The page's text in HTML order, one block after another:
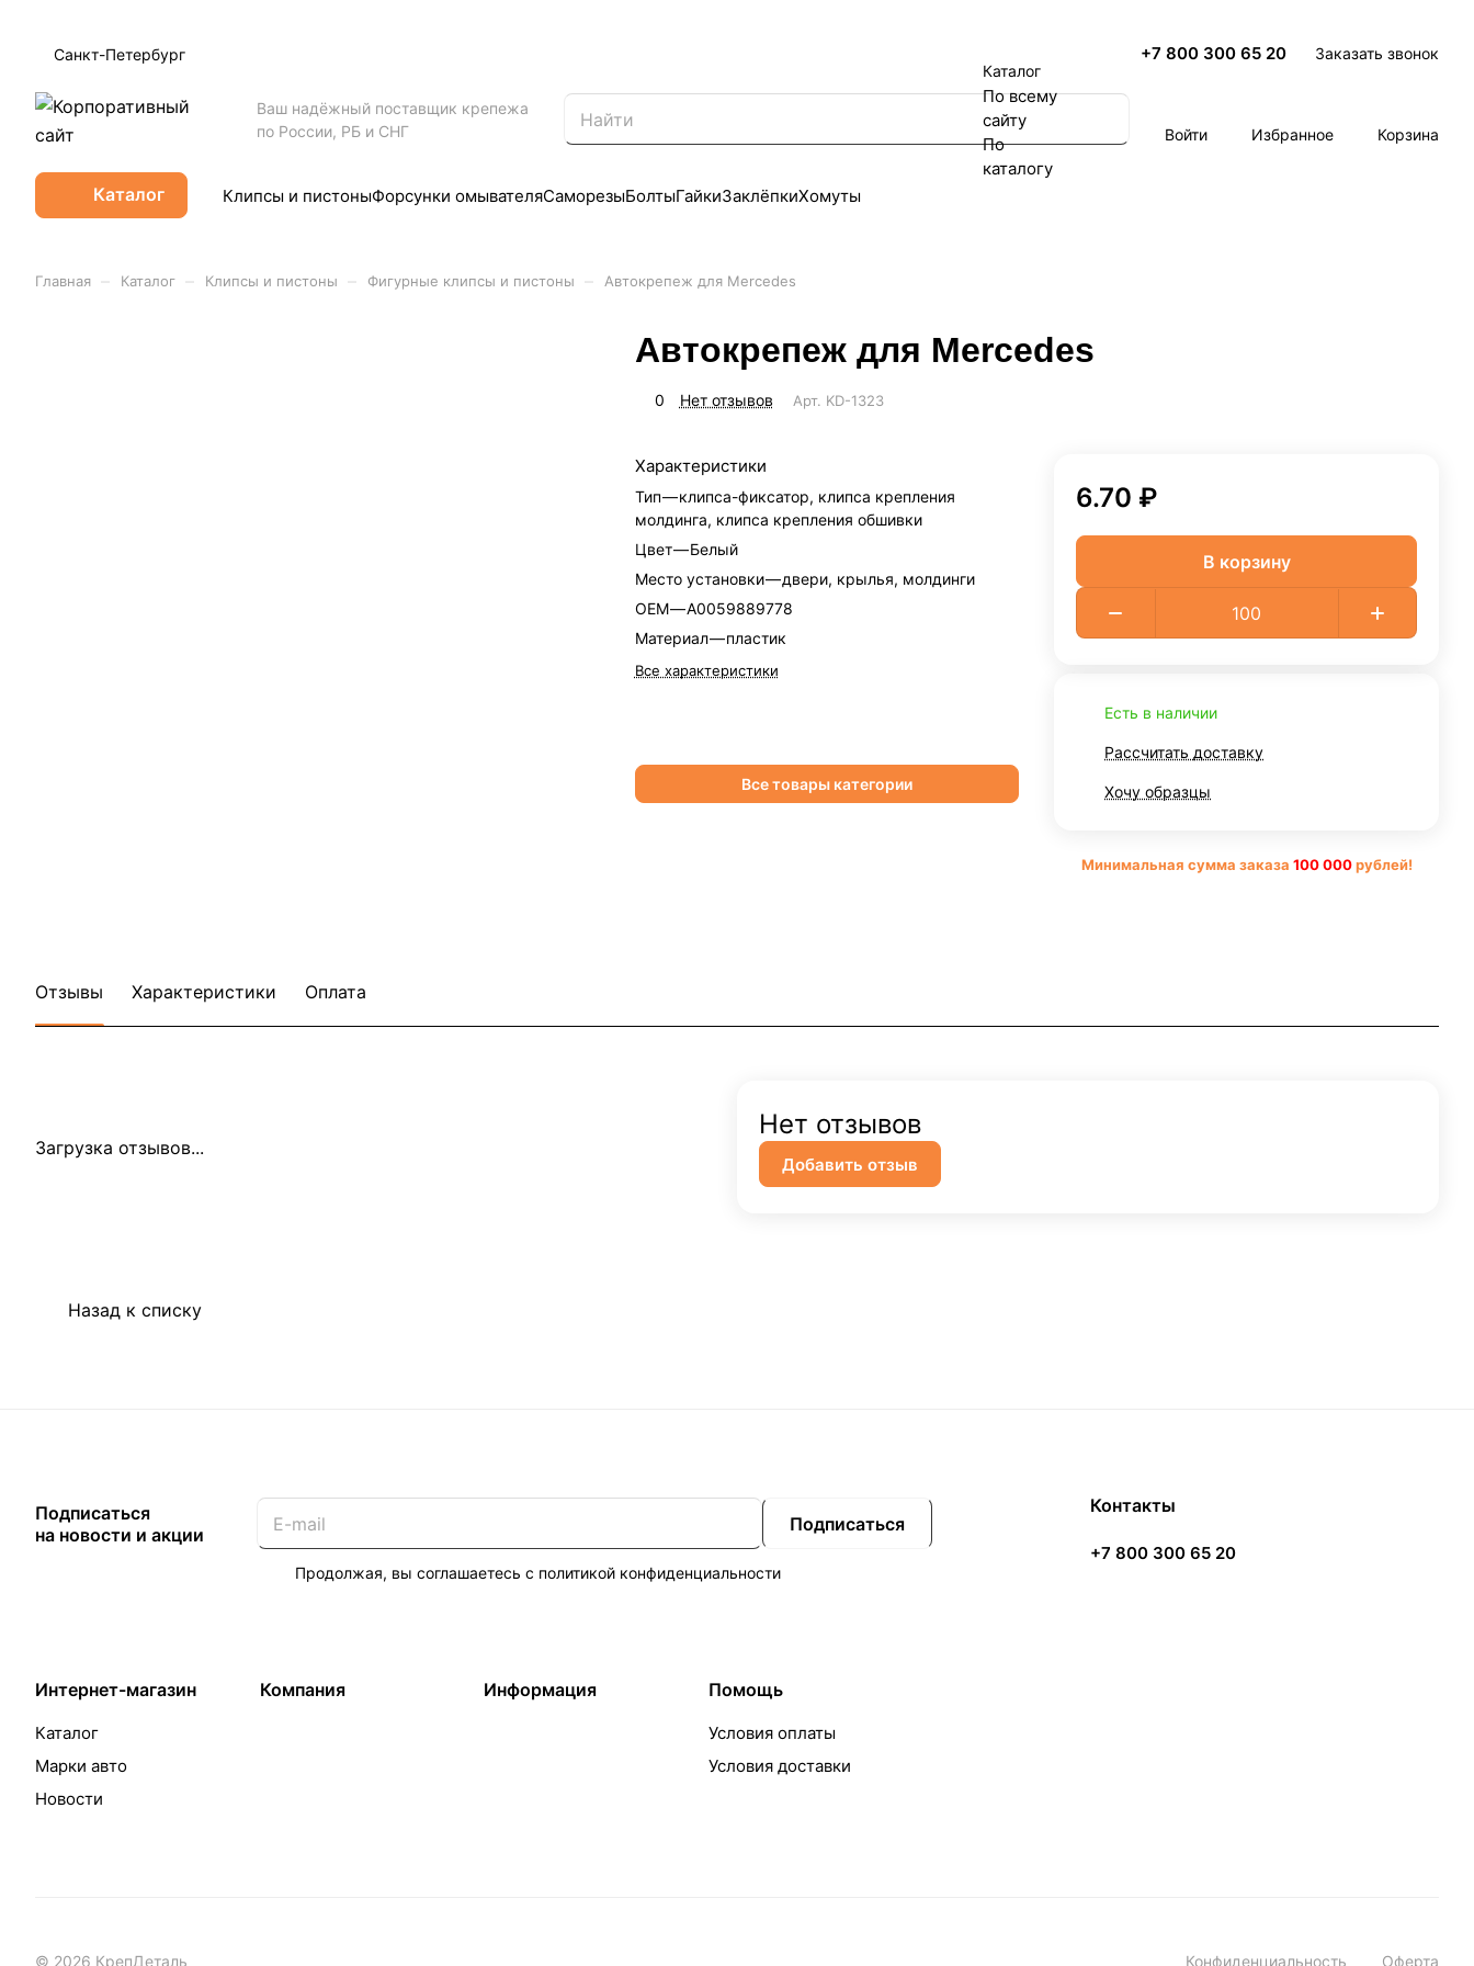
Санкт-Петербург +7 800 300 65 20 Заказать звонок
Ваш надёжный поставщик крепежа
по России, РБ и СНГ
Каталог
По всему
сайту
По
каталогу
Войти Избранное Корзина
Каталог Клипсы и пистоныФорсунки омывателяСаморезыБолтыГайкиЗаклёпкиХомуты
Главная Каталог Клипсы и пистоны Фигурные клипсы и пистоны Автокрепеж для Mercedes
Автокрепеж для Mercedes
0 Нет отзывов Арт. KD-1323
Характеристики
Тип—клипса-фиксатор, клипса крепления
молдинга, клипса крепления обшивки
Цвет—Белый
Место установки—двери, крылья, молдинги
OEM—A0059889778
Материал—пластик
Все характеристики
Все товары категории
6.70 ₽
В корзину
Есть в наличии
Рассчитать доставку
Хочу образцы
Минимальная сумма заказа 100 000рублей!
Отзывы Характеристики Оплата
Загрузка отзывов...
Нет отзывов
Добавить отзыв
Назад к списку
Подписаться
на новости и акции
Подписаться
Продолжая, вы соглашаетесь с политикой конфиденциальности
Интернет-магазин
Каталог
Марки авто
Новости
Компания Информация Помощь
Условия оплаты
Условия доставки
Контакты
+7 800 300 65 20
© 2026 КрепДеталь Конфиденциальность Оферта